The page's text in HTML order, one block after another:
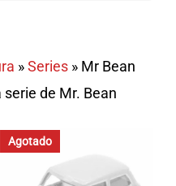
»Series» Mr Bean
de Mr. Bean
Agotado